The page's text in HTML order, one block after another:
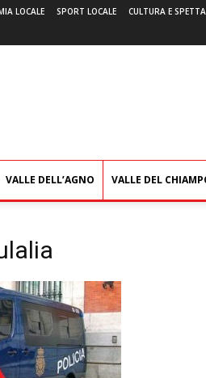
LOCALE SPORT LOCALE CULTURA E
VALLE DELL’AGNO VALLE DEL